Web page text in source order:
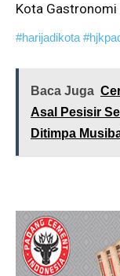
Kota Gastronomi
#harijadikota
Baca Juga
Asal Pesisir
Ditimpa